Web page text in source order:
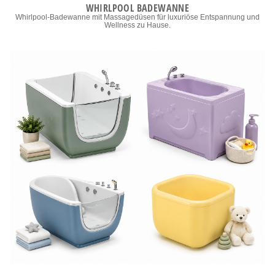
WHIRLPOOL BADEWANNE
Whirlpool-Badewanne mit Massagedüsen für luxuriöse Entspannung und
Wellness zu Hause.